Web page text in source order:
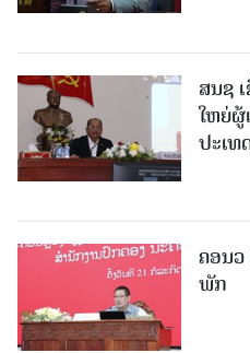
ສນຊ
ໃຫຍ່
ປະເ
ຄອນວ
ພັກ